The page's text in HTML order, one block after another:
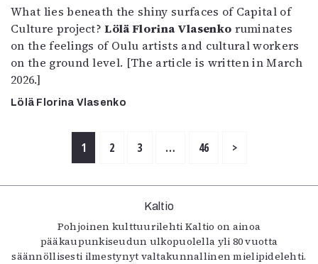
What lies beneath the shiny surfaces of Capital of
Culture project?Lölä Florina Vlasenko ruminates
on the feelings of Oulu artists and cultural workers
on the ground level. [The article is written in March
2026.]
Lölä Florina Vlasenko
1 2 3 … 46 >
Kaltio
Pohjoinen kulttuurilehti Kaltio on ainoa
pääkaupunkiseudun ulkopuolella yli 80 vuotta
säännöllisesti ilmestynyt valtakunnallinen mielipidelehti.